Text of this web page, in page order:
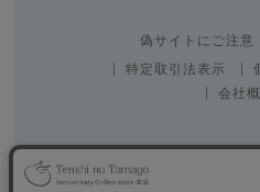
偽サイトにご注意
特定取引法表示
会社
Copyright 2010 SPACE